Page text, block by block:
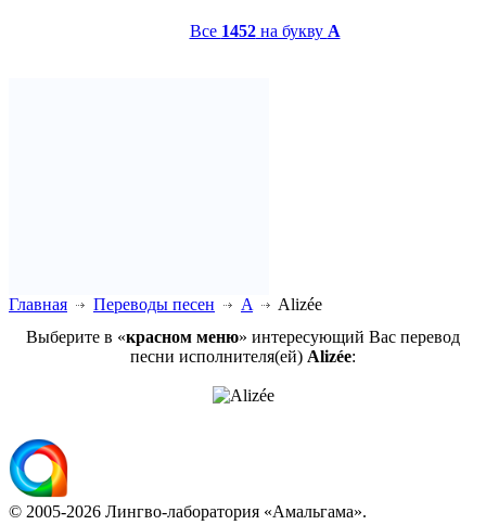
Все 1452на букву A
Главная Переводы песен A
Alizée
Выберите в «красном меню» интересующий Вас перевод
песни исполнителя(ей) Alizée:
© 2005-2026 Лингво-лаборатория «Амальгама».